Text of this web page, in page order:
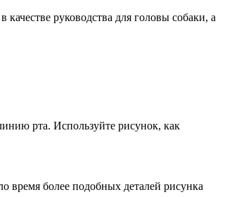
руководства для головы собаки, а
рта. Используйте рисунок, как
время более подобных деталей рисунка